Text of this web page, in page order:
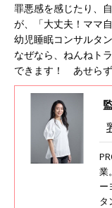
罪悪感を感じたり、
が、「大丈夫！ママ
幼児睡眠コンサルタ
なぜなら、ねんねト
できます！ あせらず
業
ー
タ